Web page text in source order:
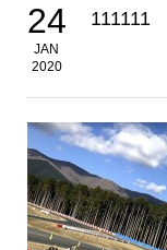
24
JAN
2020
111111